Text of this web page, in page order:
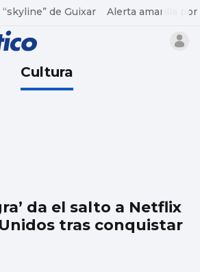
de Guixar Alerta amarilla por
Cultura
da el salto a Netflix
tras conquistar